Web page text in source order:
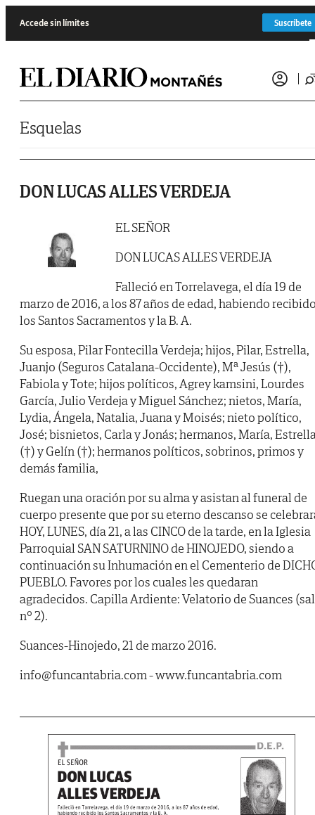
Accede sin límites Suscríbete
Esquelas
DON LUCAS ALLES VERDEJA
EL SEÑOR
DON LUCAS ALLES VERDEJA
Falleció en Torrelavega, el día 19 de
marzo de 2016, a los 87 años de edad, habiendo
los Santos Sacramentos y la B. A.
Su esposa, Pilar Fontecilla Verdeja; hijos, Pilar, Estrella,
Juanjo (Seguros Catalana-Occidente), Mª Jesús (†),
Fabiola y Tote; hijos políticos, Agrey kamsini, Lourdes
García, Julio Verdeja y Miguel Sánchez; nietos, María,
Lydia, Ángela, Natalia, Juana y Moisés; nieto político,
José; bisnietos, Carla y Jonás; hermanos, María,
(†) y Gelín (†); hermanos políticos, sobrinos, primos y
demás familia,
Ruegan una oración por su alma y asistan al funeral de
cuerpo presente que por su eterno descanso se
HOY, LUNES, día 21, a las CINCO de la tarde, en la Iglesia
Parroquial SAN SATURNINO de HINOJEDO, siendo a
continuación su Inhumación en el Cementerio de
PUEBLO. Favores por los cuales les quedaran
agradecidos. Capilla Ardiente: Velatorio de Suances
nº 2).
Suances-Hinojedo, 21 de marzo 2016.
info@funcantabria.com - www.funcantabria.com